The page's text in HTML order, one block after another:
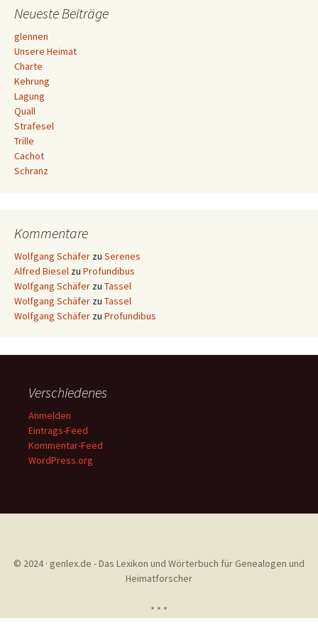
Navigation
Neueste Beiträge
glennen
Unsere Heimat
Charte
Kehrung
Lagung
Quall
Strafesel
Trille
Cachot
Schranz
Kommentare
Wolfgang Schäfer zu Serenes
Alfred Biesel zu Profundibus
Wolfgang Schäfer zu Tassel
Wolfgang Schäfer zu Tassel
Wolfgang Schäfer zu Profundibus
Verschiedenes
Anmelden
Eintrags-Feed
Kommentar-Feed
WordPress.org
© 2024 · genlex.de - Das Lexikon und Wörterbuch für Genealogen und
Heimatforscher
* * *